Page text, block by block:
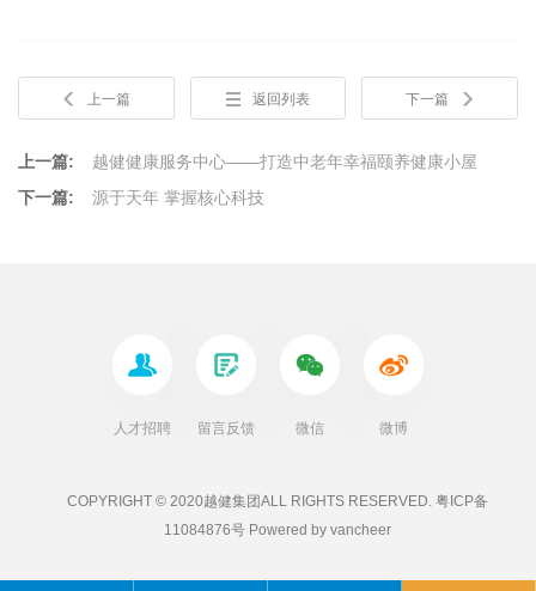
上一篇 返回列表 下一篇
上一篇:
越健健康服务中心——打造中老年幸福颐养健康小屋
下一篇:
源于天年 掌握核心科技
人才招聘 留言反馈 微信 微博
COPYRIGHT © 2020越健集团ALL RIGHTS RESERVED. 粤ICP备
11084876号Powered by vancheer